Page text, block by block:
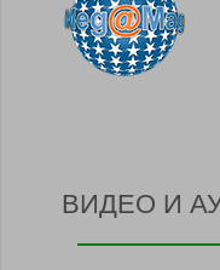
ВИДЕО И